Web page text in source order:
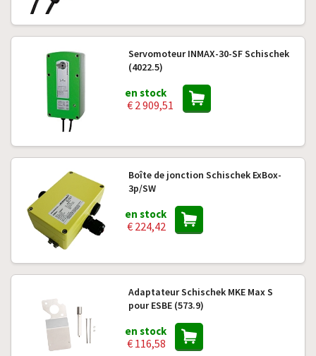
Servomoteur INMAX-30-SF Schischek
(4022.5)
en stock
€ 2 909,51
Boîte de jonction Schischek ExBox-
3p/SW
en stock
€ 224,42
Adaptateur Schischek MKE Max S
pour ESBE (573.9)
en stock
€ 116,58